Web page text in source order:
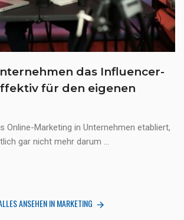
das Influencer-
für den eigenen
Online-Marketing in Unternehmen etabliert,
gar nicht mehr darum ...
ANSEHEN IN MARKETING